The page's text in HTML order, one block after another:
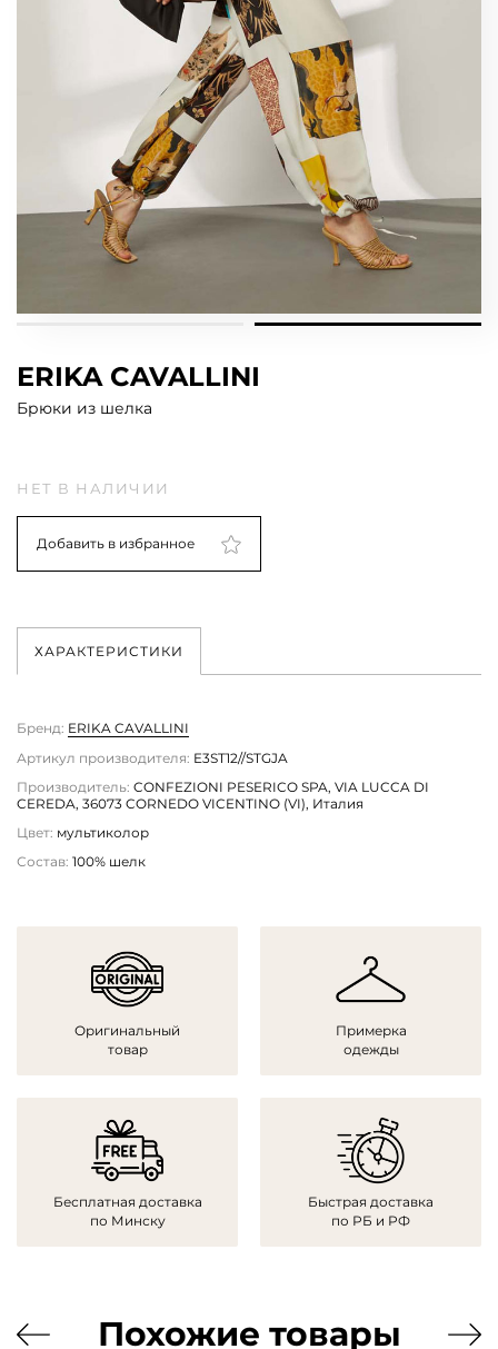
ERIKA CAVALLINI
Брюки из шелка
НЕТ В НАЛИЧИИ
Добавить в избранное
ХАРАКТЕРИСТИКИ
Бренд: ERIKA CAVALLINI
Артикул производителя: E3ST12//STGJA
Производитель: CONFEZIONI PESERICO SPA, VIA LUCCA DI
CEREDA, 36073 CORNEDO VICENTINO (VI), Италия
Цвет: мультиколор
Состав: 100% шелк
Оригинальный
товар
Примерка
одежды
Бесплатная доставка
по Минску
Быстрая доставка
по РБ и РФ
Похожие товары